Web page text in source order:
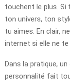
touchent le plus.
ton univers, ton
tu aimes. En clair,
internet si elle ne te
Dans la pratique,
personnalité fait